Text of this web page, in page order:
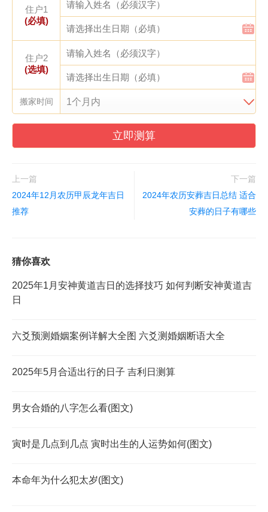
住户1
(必填)
住户2
(选填)
搬家时间
立即测算
上一篇
2024年12月农历甲辰龙年吉日
推荐
下一篇
2024年农历安葬吉日总结 适合
安葬的日子有哪些
猜你喜欢
2025年1月安神黄道吉日的选择技巧 如何判断安神黄道吉
日
六爻预测婚姻案例详解大全图 六爻测婚姻断语大全
2025年5月合适出行的日子 吉利日测算
男女合婚的八字怎么看(图文)
寅时是几点到几点 寅时出生的人运势如何(图文)
本命年为什么犯太岁(图文)